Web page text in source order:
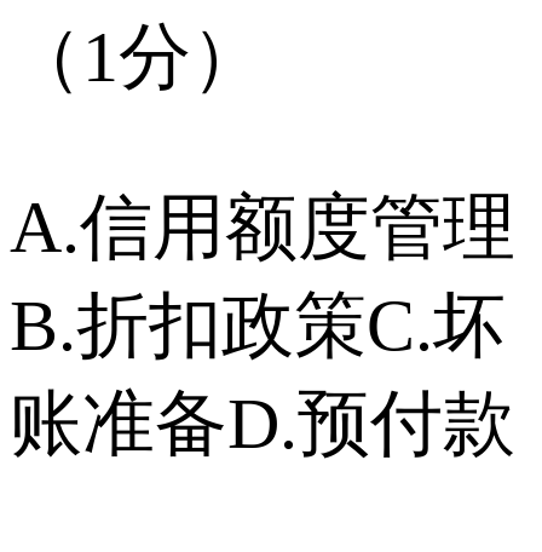
（1分）
A.信用额度管理
B.折扣政策C.坏
账准备D.预付款